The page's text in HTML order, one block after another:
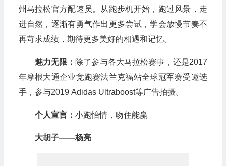
州马拉松官方配速员。从跑步机开始，跑过风景，走
进自然，逐渐有勇气作出更多尝试，学会放慢节奏不
再苛求成绩，期待更多美好的相遇和记忆。
魅力无限： 除了参与各大马拉松赛事，还是2017
年摩根大通企业竞跑赛法兰克福站全球冠军赛受邀选
手，参与2019 Adidas Ultraboost等广告拍摄。
个人宣言： 小跑怡情，吻住能赢
大胡子——杨亮